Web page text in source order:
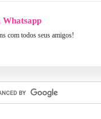
Whatsapp
com todos seus amigos!